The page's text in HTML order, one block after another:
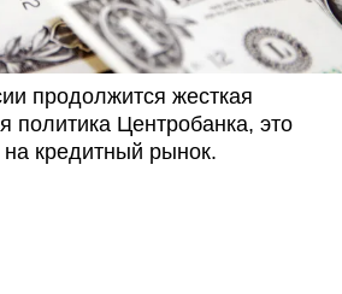
продолжится жесткая
политика Центробанка, это
кредитный рынок.